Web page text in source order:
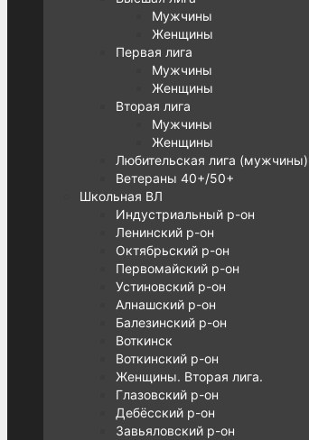
Мужчины
Женщины
Первая лига
Мужчины
Женщины
Вторая лига
Мужчины
Женщины
Любительская лига (мужчины)
Ветераны 40+/50+
Школьная ВЛ
Индустриальный р-он
Ленинский р-он
Октябрьский р-он
Первомайский р-он
Устиновский р-он
Алнашский р-он
Балезинский р-он
Воткинск
Воткинский р-он
Женщины. Вторая лига.
Глазовский р-он
Дебёсский р-он
Завьяловский р-он